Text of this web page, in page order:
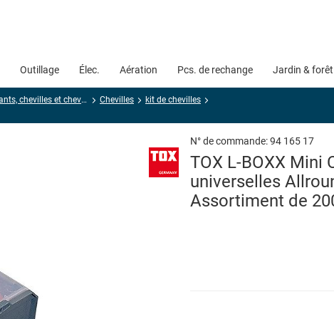
Outillage Élec. Aération Pcs. de rechange Jardin & forêt
Tirants, chevilles et chevilles métalliques pour corps creux Chevilles
kit de chevilles
N° de commande:94 165 17
TOX L-BOXX Mini
universelles
Assortiment de